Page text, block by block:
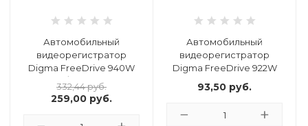
Автомобильный
видеорегистратор
Digma FreeDrive 940W
Max / FD940WM
332,44руб.
259,00 руб.
Автомобильный
видеорегистратор
Digma FreeDrive 922W
93,50 руб.